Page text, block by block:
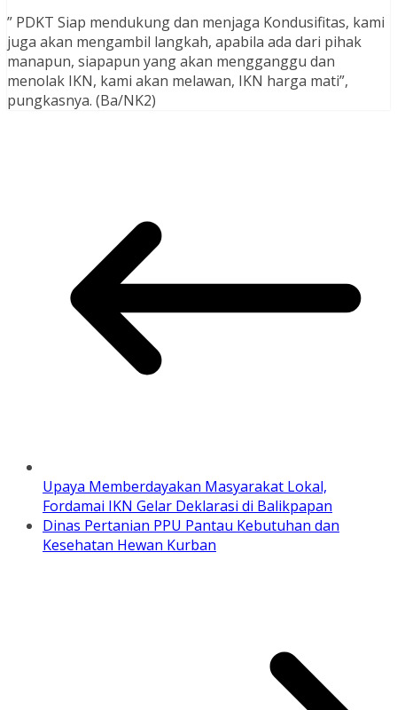
” PDKT Siap mendukung dan menjaga Kondusifitas, kami
juga akan mengambil langkah, apabila ada dari pihak
manapun, siapapun yang akan mengganggu dan
menolak IKN, kami akan melawan, IKN harga mati”,
pungkasnya. (Ba/NK2)
Upaya Memberdayakan Masyarakat Lokal,
Fordamai IKN Gelar Deklarasi di Balikpapan
Dinas Pertanian PPU Pantau Kebutuhan dan
Kesehatan Hewan Kurban